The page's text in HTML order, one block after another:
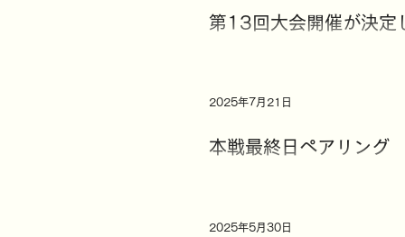
第13回大会開催が決定
本戦最終日ペアリング
2025年7月21日
2025年5月30日